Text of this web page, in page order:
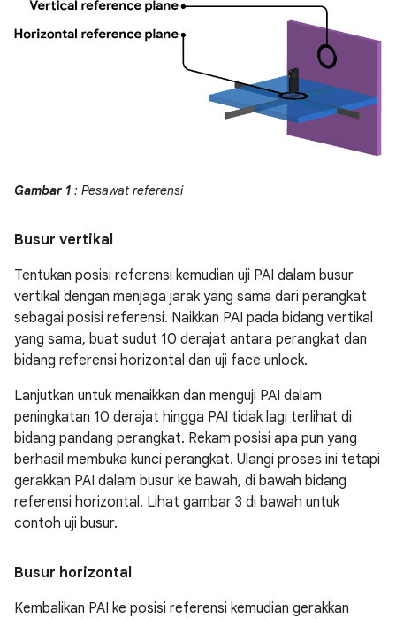
Gambar 1 : Pesawat referensi
Busur vertikal
Tentukan posisi referensi kemudian uji PAI dalam busur
vertikal dengan menjaga jarak yang sama dari perangkat
sebagai posisi referensi. Naikkan PAI pada bidang vertikal
yang sama, buat sudut 10 derajat antara perangkat dan
bidang referensi horizontal dan uji face unlock.
Lanjutkan untuk menaikkan dan menguji PAI dalam
peningkatan 10 derajat hingga PAI tidak lagi terlihat di
bidang pandang perangkat. Rekam posisi apa pun yang
berhasil membuka kunci perangkat. Ulangi proses ini tetapi
gerakkan PAI dalam busur ke bawah, di bawah bidang
referensi horizontal. Lihat gambar 3 di bawah untuk
contoh uji busur.
Busur horizontal
Kembalikan PAI ke posisi referensi kemudian gerakkan